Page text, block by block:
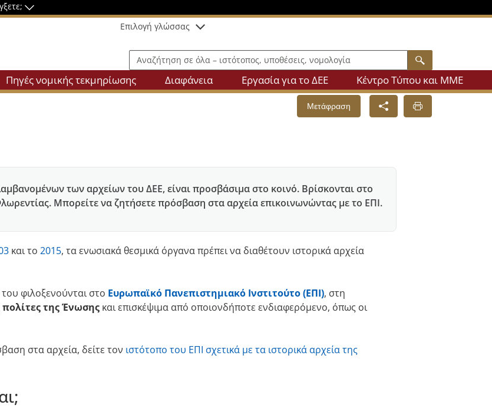
Επιλογή γλώσσας
Αναζήτηση σε όλα – ιστότοπος, υποθέσεις, νομολογία
Πηγές νομικής τεκμηρίωσης Διαφάνεια Εργασία για το ΔEE Κέντρο Τύπου και ΜΜΕ
Μετάφραση
των αρχείων του ΔΕΕ, είναι προσβάσιμα στο κοινό. Βρίσκονται στο
Μπορείτε να ζητήσετε πρόσβαση στα αρχεία επικοινωνώντας με το ΕΠΙ.
και το 2015, τα ενωσιακά θεσμικά όργανα πρέπει να διαθέτουν ιστορικά αρχεία
φιλοξενούνται στο Ευρωπαϊκό Πανεπιστημιακό Ινστιτούτο (ΕΠΙ), στη
της Ένωσης και επισκέψιμα από οποιονδήποτε ενδιαφερόμενο, όπως οι
στα αρχεία, δείτε τον ιστότοπο του ΕΠΙ σχετικά με τα ιστορικά αρχεία της